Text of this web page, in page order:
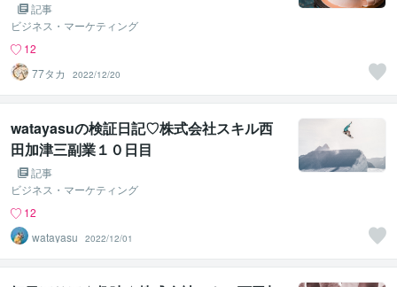
記事
ビジネス・マーケティング
12
77タカ
2022/12/20
watayasuの検証日記♡株式会社スキル西
田加津三副業１０日目
記事
ビジネス・マーケティング
12
watayasu
2022/12/01